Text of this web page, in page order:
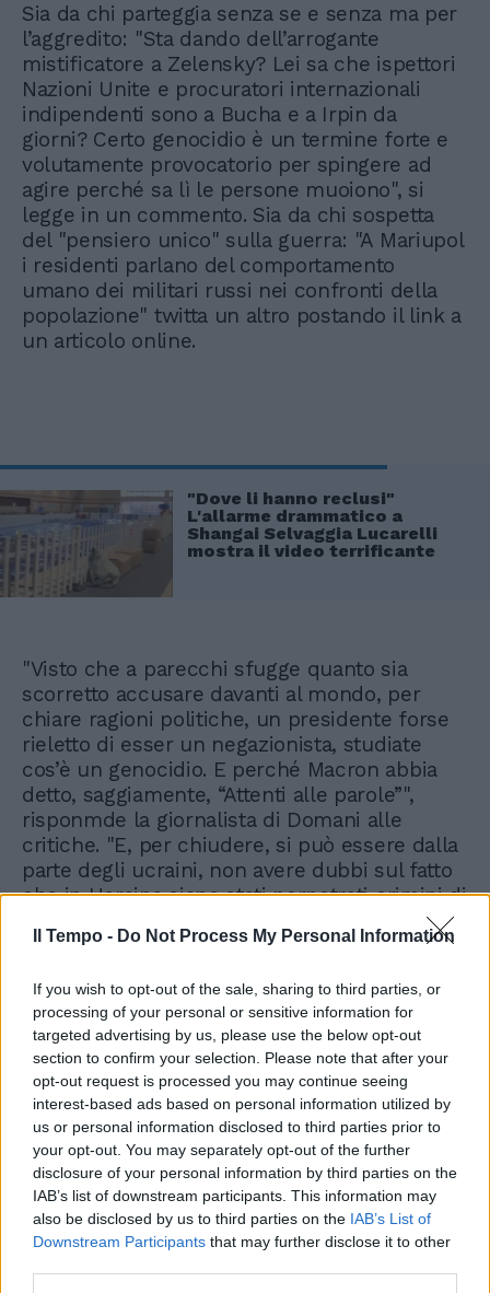
Il Tempo - Do Not Process My Personal Information
If you wish to opt-out of the sale, sharing to third parties, or
processing of your personal or sensitive information for
targeted advertising by us, please use the below opt-out
section to confirm your selection. Please note that after your
opt-out request is processed you may continue seeing
interest-based ads based on personal information utilized by
us or personal information disclosed to third parties prior to
your opt-out. You may separately opt-out of the further
disclosure of your personal information by third parties on the
IAB’s list of downstream participants. This information may
also be disclosed by us to third parties on the IAB’s List of
Downstream Participants that may further disclose it to other
Sia da chi parteggia senza se e senza ma per
l’aggredito: "Sta dando dell’arrogante
mistificatore a Zelensky? Lei sa che ispettori
Nazioni Unite e procuratori internazionali
indipendenti sono a Bucha e a Irpin da
giorni? Certo genocidio è un termine forte e
volutamente provocatorio per spingere ad
agire perché sa lì le persone muoiono", si
legge in un commento. Sia da chi sospetta
del "pensiero unico" sulla guerra: "A Mariupol
i residenti parlano del comportamento
umano dei militari russi nei confronti della
popolazione" twitta un altro postando il link a
un articolo online.
"Dove li hanno reclusi"
L'allarme drammatico a
Shangai Selvaggia Lucarelli
mostra il video terrificante
"Visto che a parecchi sfugge quanto sia
scorretto accusare davanti al mondo, per
chiare ragioni politiche, un presidente forse
rieletto di esser un negazionista, studiate
cos’è un genocidio. E perché Macron abbia
detto, saggiamente, “Attenti alle parole”",
risponmde la giornalista di Domani alle
critiche. "E, per chiudere, si può essere dalla
parte degli ucraini, non avere dubbi sul fatto
che in Ucraina siano stati perpetrati crimini di
guerra e considerare Putin un criminale, pur
continuando a non beatificare la figura di
Selvaggia Lucarelli e la feroce
critica al brand-Ucraina di
Zelensky: sapore di ultra-
nazionalismo